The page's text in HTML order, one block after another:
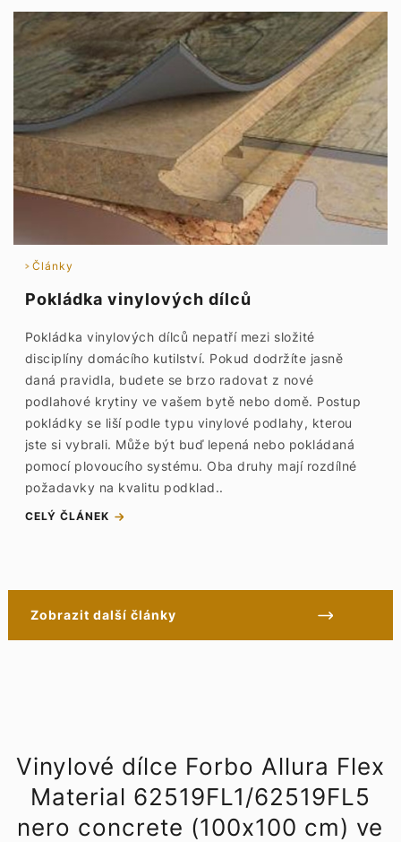
Články
Pokládka vinylových dílců
Pokládka vinylových dílců nepatří mezi složité
disciplíny domácího kutilství. Pokud dodržíte jasně
daná pravidla, budete se brzo radovat z nové
podlahové krytiny ve vašem bytě nebo domě. Postup
pokládky se liší podle typu vinylové podlahy, kterou
jste si vybrali. Může být buď lepená nebo pokládaná
pomocí plovoucího systému. Oba druhy mají rozdílné
požadavky na kvalitu podklad..
CELÝ ČLÁNEK
Zobrazit další články
Vinylové dílce Forbo Allura Flex
Material 62519FL1/62519FL5
nero concrete (100x100 cm) ve